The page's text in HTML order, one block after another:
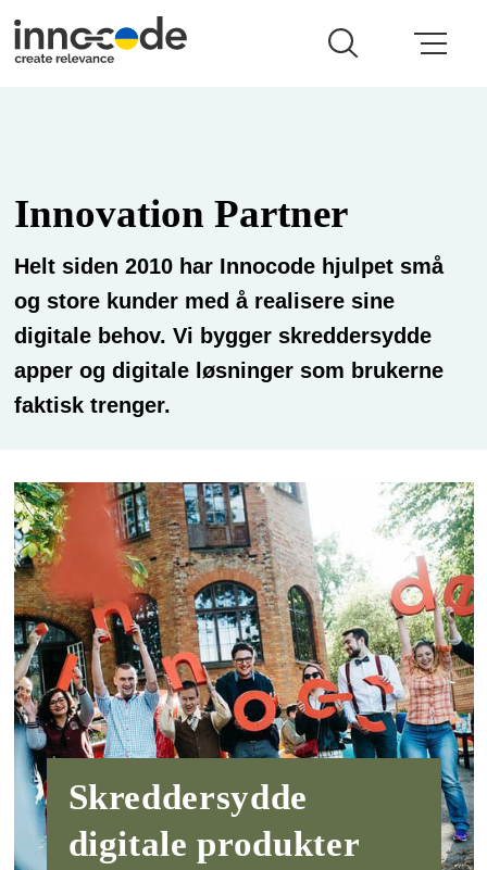
Innovation Partner
Helt siden 2010 har Innocode hjulpet små
og store kunder med å realisere sine
digitale behov. Vi bygger skreddersydde
apper og digitale løsninger som brukerne
faktisk trenger.
Multi block section
Skreddersydde
digitale produkter